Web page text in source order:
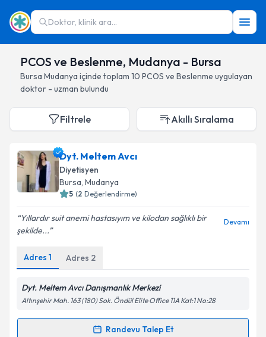
Doktor, klinik ara...
PCOS ve Beslenme, Mudanya - Bursa
Bursa Mudanya içinde toplam 10 PCOS ve Beslenme uygulayan
doktor - uzman bulundu
Filtrele Akıllı Sıralama
Dyt. Meltem Avcı
Diyetisyen
Bursa, Mudanya
5 (2 Değerlendirme)
Yıllardır suit anemi hastasıyım ve kilodan sağlıklı bir
şekilde...
Devamı
Adres 1 Adres 2
Dyt. Meltem Avcı Danışmanlık Merkezi
Altınşehir Mah. 163 (180) Sok. Öndül Elite Office 11A Kat:1 No:28
Randevu Talep Et